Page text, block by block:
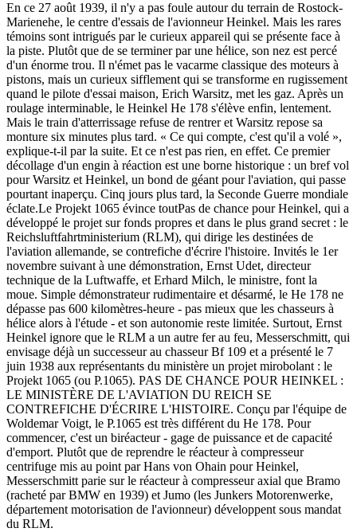
En ce 27 août 1939, il n'y a pas foule autour du terrain de Rostock-
Marienehe, le centre d'essais de l'avionneur Heinkel. Mais les rares
témoins sont intrigués par le curieux appareil qui se présente face à
la piste. Plutôt que de se terminer par une hélice, son nez est percé
d'un énorme trou. Il n'émet pas le vacarme classique des moteurs à
pistons, mais un curieux sifflement qui se transforme en rugissement
quand le pilote d'essai maison, Erich Warsitz, met les gaz. Après un
roulage interminable, le Heinkel He 178 s'élève enfin, lentement.
Mais le train d'atterrissage refuse de rentrer et Warsitz repose sa
monture six minutes plus tard. « Ce qui compte, c'est qu'il a volé »,
explique-t-il par la suite. Et ce n'est pas rien, en effet. Ce premier
décollage d'un engin à réaction est une borne historique : un bref vol
pour Warsitz et Heinkel, un bond de géant pour l'aviation, qui passe
pourtant inaperçu. Cinq jours plus tard, la Seconde Guerre mondiale
éclate.Le Projekt 1065 évince toutPas de chance pour Heinkel, qui a
développé le projet sur fonds propres et dans le plus grand secret : le
Reichsluftfahrtministerium (RLM), qui dirige les destinées de
l'aviation allemande, se contrefiche d'écrire l'histoire. Invités le 1er
novembre suivant à une démonstration, Ernst Udet, directeur
technique de la Luftwaffe, et Erhard Milch, le ministre, font la
moue. Simple démonstrateur rudimentaire et désarmé, le He 178 ne
dépasse pas 600 kilomètres-heure - pas mieux que les chasseurs à
hélice alors à l'étude - et son autonomie reste limitée. Surtout, Ernst
Heinkel ignore que le RLM a un autre fer au feu, Messerschmitt, qui
envisage déjà un successeur au chasseur Bf 109 et a présenté le 7
juin 1938 aux représentants du ministère un projet mirobolant : le
Projekt 1065 (ou P.1065). PAS DE CHANCE POUR HEINKEL :
LE MINISTÈRE DE L'AVIATION DU REICH SE
CONTREFICHE D'ÉCRIRE L'HISTOIRE. Conçu par l'équipe de
Woldemar Voigt, le P.1065 est très différent du He 178. Pour
commencer, c'est un biréacteur - gage de puissance et de capacité
d'emport. Plutôt que de reprendre le réacteur à compresseur
centrifuge mis au point par Hans von Ohain pour Heinkel,
Messerschmitt parie sur le réacteur à compresseur axial que Bramo
(racheté par BMW en 1939) et Jumo (les Junkers Motorenwerke,
département motorisation de l'avionneur) développent sous mandat
du RLM.